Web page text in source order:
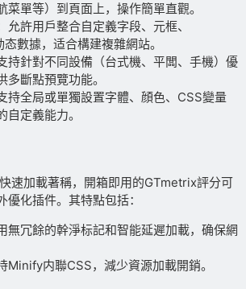
菜單等）到頁面上，操作簡單直觀。
允許用戶整合自定義字段、元框、
數據，适合構建複雜網站。
持針對不同設備（台式機、平闆、手機）優
多斷點預覽功能。
持全局或單獨設置字體、顔色、CSS變量
自定義能力。
速加載著稱，開箱即用的GTmetrix評分可
化插件。其特點包括：
無冗餘的幹淨标記和智能延遲加載，确保網
Minify内聯CSS，減少資源加載開銷。